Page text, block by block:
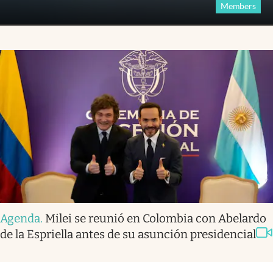
Members
Agenda. Milei se reunió en Colombia con Abelardo
de la Espriella antes de su asunción presidencial